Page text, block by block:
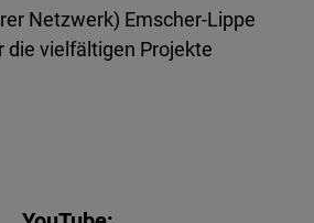
Netzwerk) Emscher-Lippe
die vielfältigen Projekte